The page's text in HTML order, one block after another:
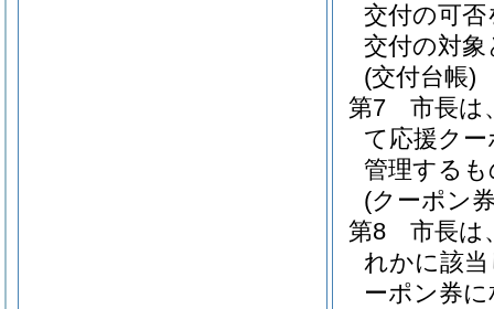
交付の可
交付の対
(交付台帳)
第7 市長は
て応援ク
管理する
(クーポン
第8 市長は
れかに該
ーポン券